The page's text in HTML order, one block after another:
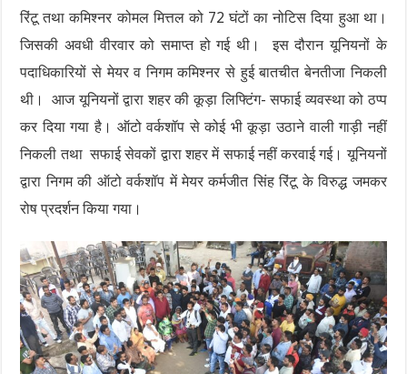
रिंटू तथा कमिश्नर कोमल मित्तल को 72 घंटों का नोटिस दिया हुआ था।
जिसकी अवधी वीरवार को समाप्त हो गई थी। इस दौरान यूनियनों के
पदाधिकारियों से मेयर व निगम कमिश्नर से हुई बातचीत बेनतीजा निकली
थी। आज यूनियनों द्वारा शहर की कूड़ा लिफ्टिंग- सफाई व्यवस्था को ठप्प
कर दिया गया है। ऑटो वर्कशॉप से कोई भी कूड़ा उठाने वाली गाड़ी नहीं
निकली तथा सफाई सेवकों द्वारा शहर में सफाई नहीं करवाई गई। यूनियनों
द्वारा निगम की ऑटो वर्कशॉप में मेयर कर्मजीत सिंह रिंटू के विरुद्ध जमकर
रोष प्रदर्शन किया गया।